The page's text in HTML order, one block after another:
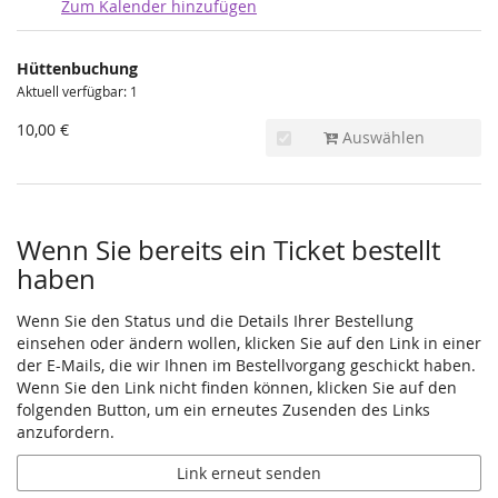
Zum Kalender hinzufügen
Produkte
Unkategorisierte
Produkte
Hüttenbuchung
Aktuell verfügbar: 1
10,00 € Auswählen
Wenn Sie bereits ein Ticket bestellt
haben
Wenn Sie den Status und die Details Ihrer Bestellung
einsehen oder ändern wollen, klicken Sie auf den Link in einer
der E-Mails, die wir Ihnen im Bestellvorgang geschickt haben.
Wenn Sie den Link nicht finden können, klicken Sie auf den
folgenden Button, um ein erneutes Zusenden des Links
anzufordern.
Link erneut senden